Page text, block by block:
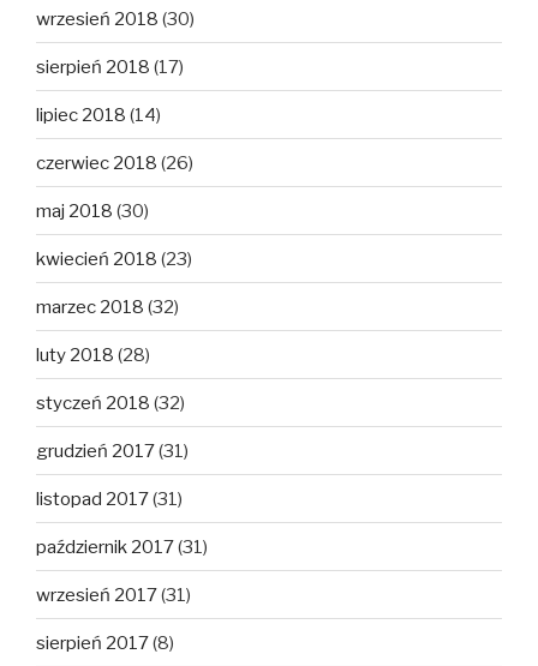
wrzesień 2018 (30)
sierpień 2018 (17)
lipiec 2018 (14)
czerwiec 2018 (26)
maj 2018 (30)
kwiecień 2018 (23)
marzec 2018 (32)
luty 2018 (28)
styczeń 2018 (32)
grudzień 2017(31)
listopad 2017(31)
październik 2017(31)
wrzesień 2017(31)
sierpień 2017(8)